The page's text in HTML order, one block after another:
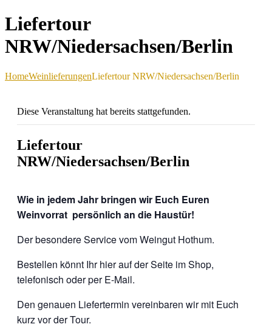
Liefertour
NRW/Niedersachsen/Berlin
HomeWeinlieferungenLiefertour NRW/Niedersachsen/Berlin
Diese Veranstaltung hat bereits stattgefunden.
Liefertour
NRW/Niedersachsen/Berlin
Wie in jedem Jahr bringen wir Euch Euren
Weinvorrat persönlich an die Haustür!
Der besondere Service vom Weingut Hothum.
Bestellen könnt Ihr hier auf der Seite im Shop,
telefonisch oder per E-Mail.
Den genauen Liefertermin vereinbaren wir mit Euch
kurz vor der Tour.